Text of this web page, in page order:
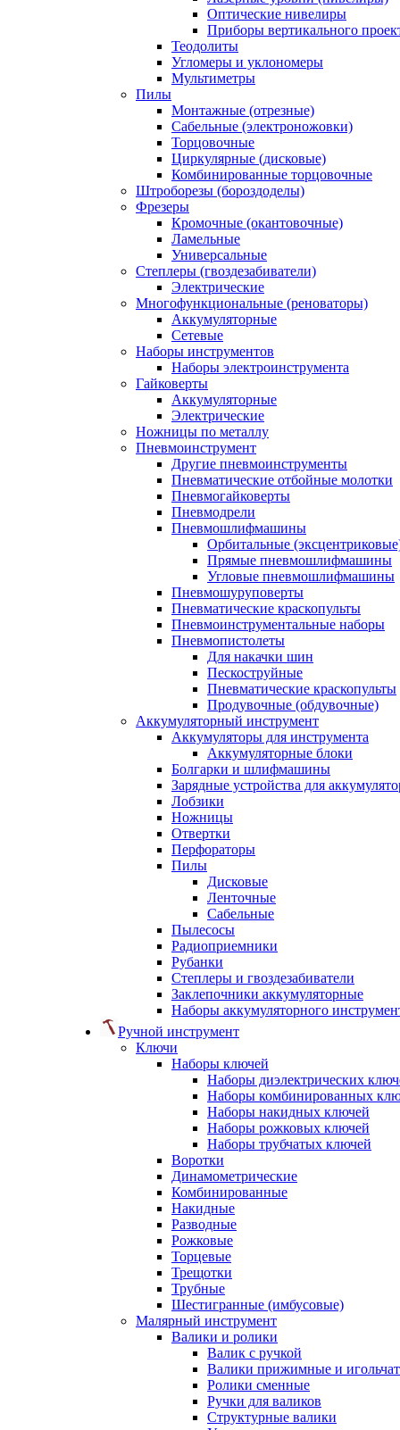
Оптические нивелиры
Приборы вертикального
Теодолиты
Угломеры и уклономеры
Мультиметры
Пилы
Монтажные (отрезные)
Сабельные (электроножовки)
Торцовочные
Циркулярные (дисковые)
Комбинированные торцовочные
Штроборезы (бороздоделы)
Фрезеры
Кромочные (окантовочные)
Ламельные
Универсальные
Степлеры (гвоздезабиватели)
Электрические
Многофункциональные (реноваторы)
Аккумуляторные
Сетевые
Наборы инструментов
Наборы электроинструмента
Гайковерты
Аккумуляторные
Электрические
Ножницы по металлу
Пневмоинструмент
Другие пневмоинструменты
Пневматические отбойные молотки
Пневмогайковерты
Пневмодрели
Пневмошлифмашины
Орбитальные
Прямые пневмошлифмашины
Угловые пневмошлифмашины
Пневмошуруповерты
Пневматические краскопульты
Пневмоинструментальные наборы
Пневмопистолеты
Для накачки шин
Пескоструйные
Пневматические краскопульты
Продувочные (обдувочные)
Аккумуляторный инструмент
Аккумуляторы для инструмента
Аккумуляторные блоки
Болгарки и шлифмашины
Зарядные устройства для
Лобзики
Ножницы
Отвертки
Перфораторы
Пилы
Дисковые
Ленточные
Сабельные
Пылесосы
Радиоприемники
Рубанки
Степлеры и гвоздезабиватели
Заклепочники аккумуляторные
Наборы аккумуляторного
Ручной инструмент
Ключи
Наборы ключей
Наборы диэлектрических
Наборы комбинированных
Наборы накидных ключей
Наборы рожковых ключей
Наборы трубчатых ключей
Воротки
Динамометрические
Комбинированные
Накидные
Разводные
Рожковые
Торцевые
Трещотки
Трубные
Шестигранные (имбусовые)
Малярный инструмент
Валики и ролики
Валик с ручкой
Валики прижимные и
Ролики сменные
Ручки для валиков
Структурные валики